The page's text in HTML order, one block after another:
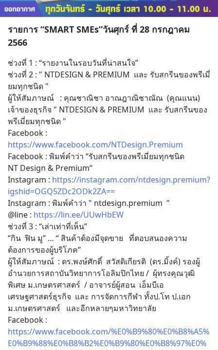
รายการ “SMART SMEs”วันศุกร์ ที่ 28 กรกฎาคม
2566
ช่วงที่ 1 : “รายงานในรอบวันที่น่าสนใจ”
ช่วงที่ 2 : " NTDESIGN & PREMIUM  และ รับสกรีนของพรีเมี่
ยมทุกชนิด "
ผู้ให้สัมภาษณ์   : คุณชาณิชา อาณฎาณิชาณัณ  (คุณแนน)
เจ้าของธุรกิจ " NTDESIGN & PREMIUM  และ รับสกรีนของ
พรีเมี่ยมทุกชนิด "
https://www.facebook.com/NTDesign.Premium
Facebook : พิมพ์คำว่า “รับสกรีนของพรีเมี่ยมทุกชนิด
NT Design & Premium”
Instagram : https://instagram.com/ntdesign.premium?
igshid=OGQ5ZDc2ODk2ZA==
Instagram : พิมพ์คำว่า " ntdesign.premium  "
@line : https://lin.ee/UUwHbEW
ช่วงที่ 3 : “เล่าเท่าที่เห็น”
“กิน  ฟิน มู” … “ สินค้าต้องมีจุดขาย   ที่ตอบสนองความ
ต้องการของผู้บริโภค”
ผู้ให้สัมภาษณ์  : ดร.พงษ์ศักดิ์  สวัสดิเกียรติ  (ดร.มิ้งค์) รองผู้
อำนวยการสถาบันวิทยาการโอลิมปิกไทย /  ผุ้ทรงคุณวุฒิ
พิเศษ ม.เกษตรศาสตร์  / อาจารย์ผู้สอน  เอ็มบีเอ
เศรษฐศาสตร์ธุรกิจ  และ การจัดการกีฬา ทั้งป.โท ป.เอก
ม.เกษตรศาสตร์   และอีกหลายๆมหาวิทยาลัย
https://www.facebook.com/%E0%B9%80%E0%B8%A5%
E0%B9%88%E0%B8%B2%E0%B9%80%E0%B8%97%E0%